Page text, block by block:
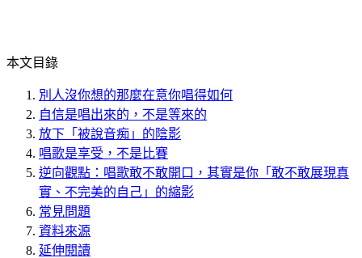
本文目錄
別人沒你想的那麼在意你唱得如何
自信是唱出來的，不是等來的
放下「被說音痴」的陰影
唱歌是享受，不是比賽
逆向觀點：唱歌敢不敢開口，其實是你「敢不敢展現真
實、不完美的自己」的縮影
常見問題
資料來源
延伸閱讀